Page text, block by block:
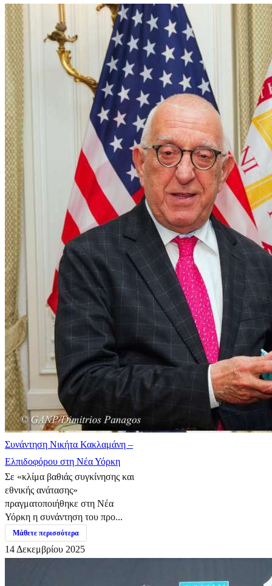
Συνάντηση Νικήτα Κακλαμάνη –
Ελπιδοφόρου στη Νέα Υόρκη
Σε «κλίμα βαθιάς συγκίνησης και
εθνικής ανάτασης»
πραγματοποιήθηκε στη Νέα
Υόρκη η συνάντηση του προ...
Μάθετε περισσότερα
14 Δεκεμβρίου 2025